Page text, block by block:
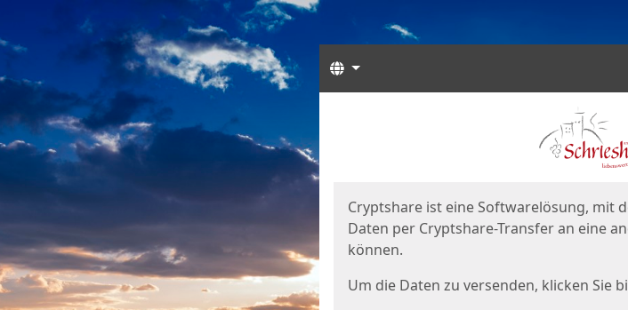
Sprachen
Cryptshare ist eine Softwarelösung, mit
Daten per Cryptshare-Transfer an eine
können.
Um die Daten zu versenden, klicken Sie